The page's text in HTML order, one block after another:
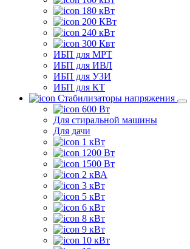
180 кВт
200 КВт
240 кВт
300 Квт
ИБП для МРТ
ИБП для ИВЛ
ИБП для УЗИ
ИБП для КТ
Стабилизаторы напряжения
600 Вт
Для стиральной машины
Для дачи
1 кВт
1200 Вт
1500 Вт
2 кВА
3 кВт
5 кВт
6 кВт
8 кВт
9 кВт
10 кВт